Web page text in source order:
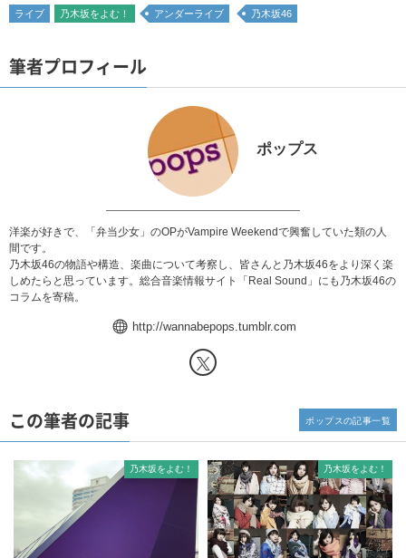
ライブ 乃木坂をよむ！ アンダーライブ 乃木坂46
筆者プロフィール
ポップス
洋楽が好きで、「弁当少女」のOPがVampire Weekendで興奮していた類の人
間です。
乃木坂46の物語や構造、楽曲について考察し、皆さんと乃木坂46をより深く楽
しめたらと思っています。総合音楽情報サイト「 Real Sound 」にも乃木坂46の
コラムを寄稿。
http://wannabepops.tumblr.com
この筆者の記事
乃木坂をよむ！ 乃木坂をよむ！
ポップスの記事一覧